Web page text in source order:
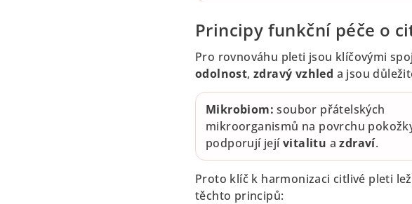
Principy funkční péče o
Pro rovnováhu pleti jsou klíčovými
odolnost,zdravý vzhled a jsou
Mikrobiom: soubor přátelských
mikroorganismů na povrchu
podporují jejívitalitu azdraví.
Proto klíč k harmonizaci citlivé pleti
těchto principů: